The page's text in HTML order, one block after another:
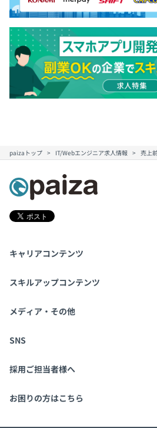
paizaトップ IT/Webエンジニア求人情報 売上
キャリアコンテンツ
転職・キャリア
スキルアップコンテンツ
学習
メディア・その他
Tech Team Journal
SNS
X
採用ご担当者様へ
採用・教育をお考えの企業様へ
お困りの方はこちら